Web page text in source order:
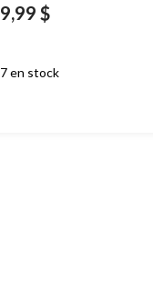
$
en stock